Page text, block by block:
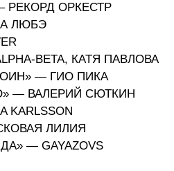
РЕКОРД ОРКЕСТР
ЛЮБЭ
ВЕТА, КАТЯ ПАВЛОВА
— ГИО ПИКА
— ВАЛЕРИЙ СЮТКИН
KARLSSON
ЛИЛИЯ
— GAYAZOVS